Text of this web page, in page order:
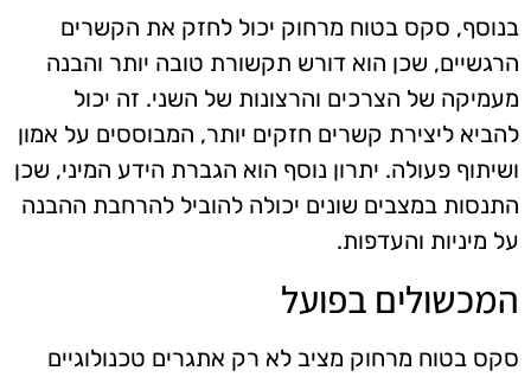
בנוסף, סקס בטוח מרחוק יכול לחזק את הקשרים
הרגשיים, שכן הוא דורש תקשורת טובה יותר והבנה
מעמיקה של הצרכים והרצונות של השני. זה יכול
להביא ליצירת קשרים חזקים יותר, המבוססים על אמון
ושיתוף פעולה. יתרון נוסף הוא הגברת הידע המיני, שכן
התנסות במצבים שונים יכולה להוביל להרחבת ההבנה
על מיניות והעדפות.
המכשולים בפועל
סקס בטוח מרחוק מציב לא רק אתגרים טכנולוגיים